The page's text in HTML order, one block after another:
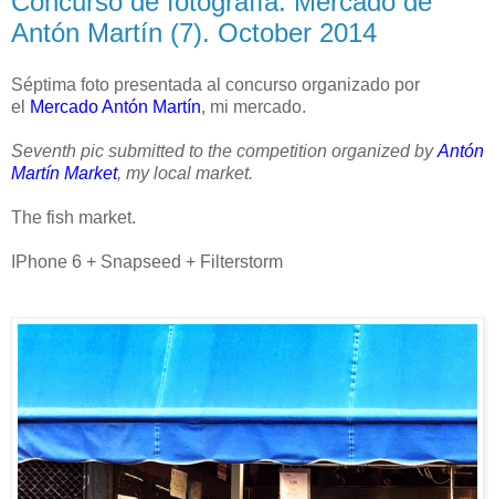
Antón Martín (7). October 2014
Séptima foto presentada al concurso organizado por
el Mercado Antón Martín, mi mercado.
Seventh pic submitted to the competition organized byAntón
Martín Market, my local market.
The fish market.
IPhone 6 + Snapseed + Filterstorm